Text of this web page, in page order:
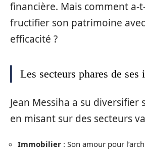
financière. Mais comment a-
fructifier son patrimoine
efficacité ?
Les secteurs phares de ses
Jean Messiha a su diversifier
en misant sur des secteurs
Immobilier : Son amour pour